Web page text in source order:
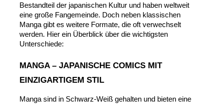
Bestandteil der japanischen Kultur und haben weltweit
eine große Fangemeinde. Doch neben klassischen
Manga gibt es weitere Formate, die oft verwechselt
werden. Hier ein Überblick über die wichtigsten
Unterschiede:
MANGA – JAPANISCHE COMICS MIT
EINZIGARTIGEM STIL
Manga sind in Schwarz-Weiß gehalten und bieten eine